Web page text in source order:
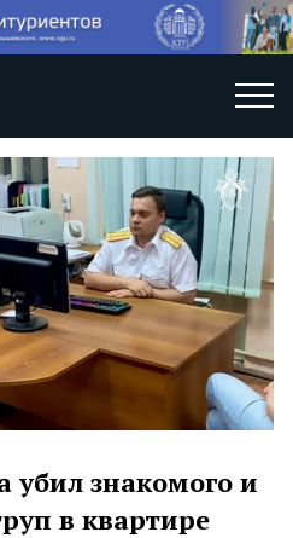
убил знакомого и
в квартире